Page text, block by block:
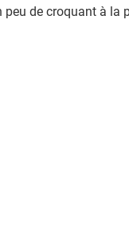
de croquant à la